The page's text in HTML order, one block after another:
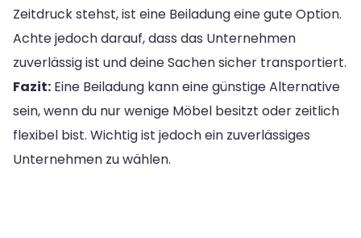
Zeitdruck stehst, ist eine Beiladung eine gute Option.
Achte jedoch darauf, dass das Unternehmen
zuverlässig ist und deine Sachen sicher transportiert.
Fazit: Eine Beiladung kann eine günstige Alternative
sein, wenn du nur wenige Möbel besitzt oder zeitlich
flexibel bist. Wichtig ist jedoch ein zuverlässiges
Unternehmen zu wählen.